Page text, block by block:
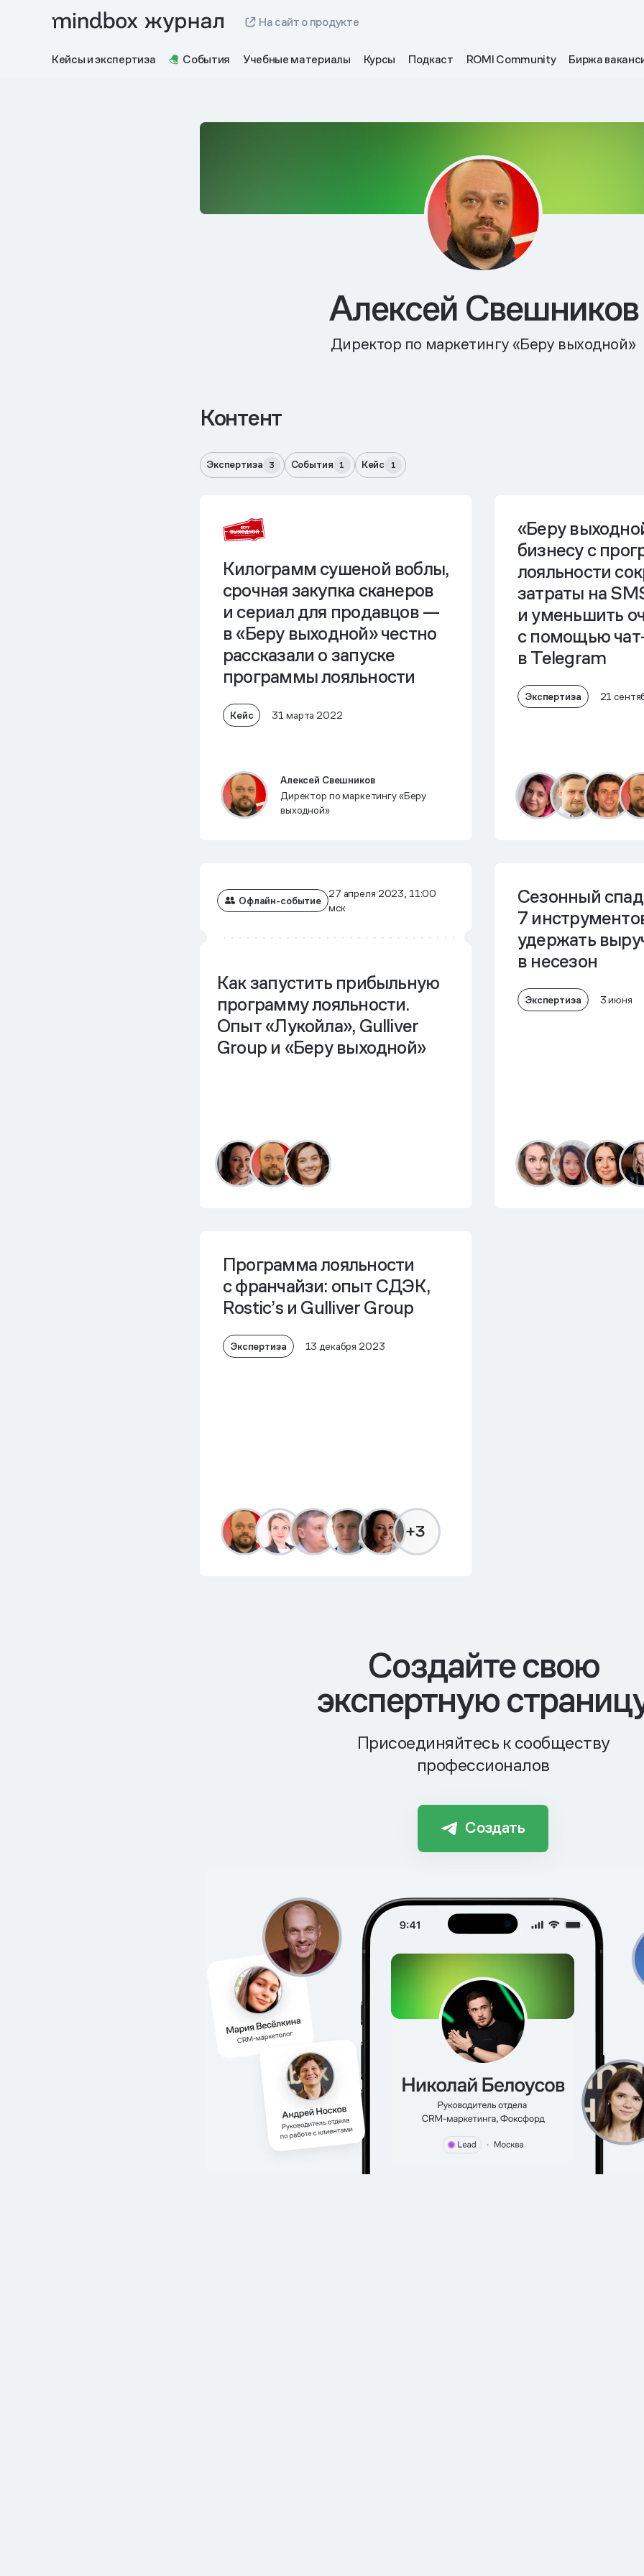
На сайт о продукте
Кейсы и экспертиза События Учебные материалы Курсы Подкаст ROMI Community Биржа
Алексей Свешников
Директор по маркетингу «Беру выходной»
Контент
Экспертиза 3 События 1 Кейс 1
Килограмм сушеной воблы,
срочная закупка сканеров
и сериал для продавцов —
в «Беру выходной» честно
рассказали о запуске
программы лояльности
Кейс 31 марта 2022
Алексей Свешников
Директор по маркетингу «Беру
выходной»
«Беру
бизнесу с
лояльности
затраты на
и уменьшить
с помощью
в Telegram
Экспертиза 21
Офлайн-событие
27 апреля 2023, 11:00
мск
Как запустить прибыльную
программу лояльности.
Опыт «Лукойла», Gulliver
Group и «Беру выходной»
Сезонный
7
удержать
в несезон
Экспертиза 3 июня
Программа лояльности
с франчайзи: опыт СДЭК,
Rostic’s и Gulliver Group
Экспертиза 13 декабря 2023
+3
Cоздайте свою
экспертную
Присоединяйтесь к сообществу
профессионалов
Создать